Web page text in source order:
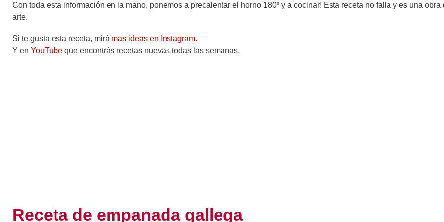
Con toda esta información en la mano, ponemos a precalentar el horno 180º y a cocinar! Esta receta no falla y es una obra
arte.
Si te gusta esta receta, mirá mas ideas en Instagram.
Y en YouTube que encontrás recetas nuevas todas las semanas.
Receta de empanada gallega